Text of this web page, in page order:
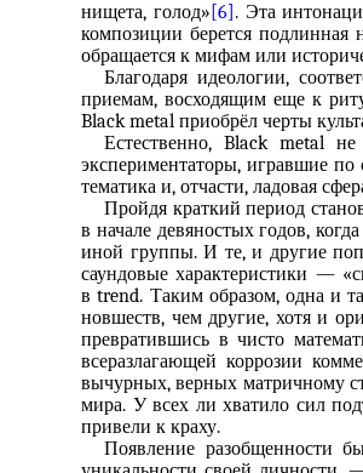
нищета, голод»[6] . Эта
композиции берется подлинная
обращается к мифам или
Благодаря идеологии,
приемам, восходящим еще к
Black metal приобрёл черты
Естественно, Black metal
экспериментаторы, игравшие
тематика и, отчасти, ладовая
Пройдя краткий период
в начале девяностых годов,
иной группы. И те, и другие
саундовые характеристики —
в trend. Таким образом, одна и
новшеств, чем другие, хотя и
превратившись в чисто
всеразлагающей коррозии
вычурных, верных матричному
мира. У всех ли хватило сил
привели к краху.
Появление разобщенности